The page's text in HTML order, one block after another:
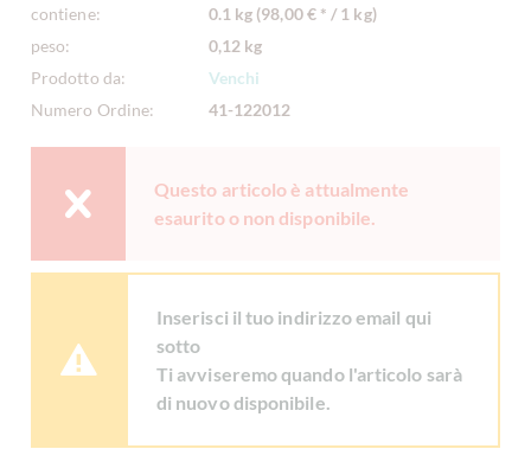
contiene:
0.1 kg (98,00 € * / 1 kg)
peso:
0,12 kg
Prodotto da:
Venchi
Numero Ordine:
41-122012
Questo articolo è attualmente
esaurito o non disponibile.
Inserisci il tuo indirizzo email qui
sotto
Ti avviseremo quando l'articolo sarà
di nuovo disponibile.